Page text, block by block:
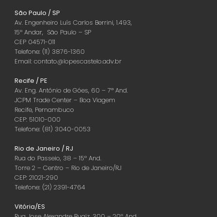
São Paulo / SP
Av. Engenheiro Luís Carlos Berrini, 1.493,
15º Andar, São Paulo – SP
CEP 04571-011
Telefone: (11) 3876-1360
Email: contato@lopescastelo.adv.br
Recife / PE
Av. Eng. Antônio de Góes, 60 – 7ª And.
JCPM Trade Center – Boa Viagem
Recife, Pernambuco
CEP: 51010-000
Telefone: (81) 3040-0053
Rio de Janeiro / RJ
Rua do Passeio, 38 – 15º And.
Torre 2 – Centro – Rio de Janeiro/RJ
CEP: 21021-290
Telefone: (21) 2391-4764
Vitória/ES